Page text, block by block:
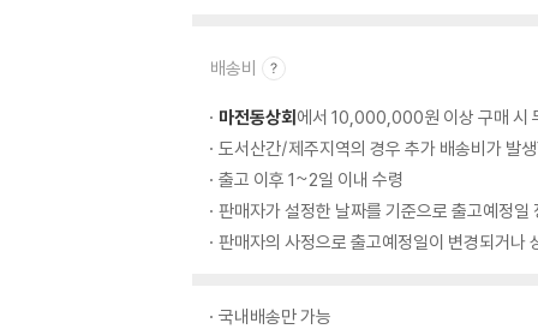
배송비
마전동상회에서 10,000,000원 이상 구매 시
도서산간/제주지역의 경우 추가 배송비가 발
출고 이후 1~2일 이내 수령
판매자가 설정한 날짜를 기준으로 출고예정일
판매자의 사정으로 출고예정일이 변경되거나
국내배송만 가능